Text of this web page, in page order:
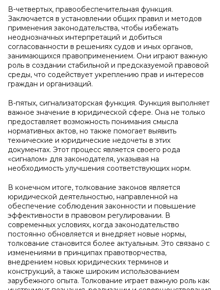
В-четвертых, правообеспечительная функция.
Заключается в установлении общих правил и методов
применения законодательства, чтобы избежать
неоднозначных интерпретаций и добиться
согласованности в решениях судов и иных органов,
занимающихся правоприменением. Они играют важную
роль в создании стабильной и предсказуемой правовой
среды, что содействует укреплению прав и интересов
граждан и организаций.
В-пятых, сигнализаторская функция. Функция выполняет
важное значение в юридической сфере. Она не только
предоставляет возможность понимания смысла
нормативных актов, но также помогает выявить
технические и юридические недочеты в этих
документах. Этот процесс является своего рода
«сигналом» для законодателя, указывая на
необходимость улучшения соответствующих норм.
В конечном итоге, толкование законов является
юридической деятельностью, направленной на
обеспечение соблюдения законности и повышение
эффективности в правовом регулировании. В
современных условиях, когда законодательство
постоянно обновляется и внедряет новые нормы,
толкование становится более актуальным. Это связано с
изменениями в принципах правотворчества,
внедрением новых юридических терминов и
конструкций, а также широким использованием
зарубежного опыта. Толкование играет важную роль как